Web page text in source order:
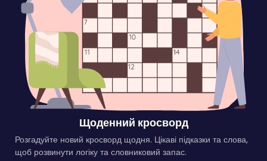
Щоденний кросворд
Розгадуйте новий кросворд щодня. Цікаві підказки та слова,
щоб розвинути логіку та словниковий запас.